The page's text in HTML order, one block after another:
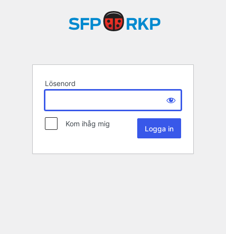
Lösenord
Kom ihåg mig